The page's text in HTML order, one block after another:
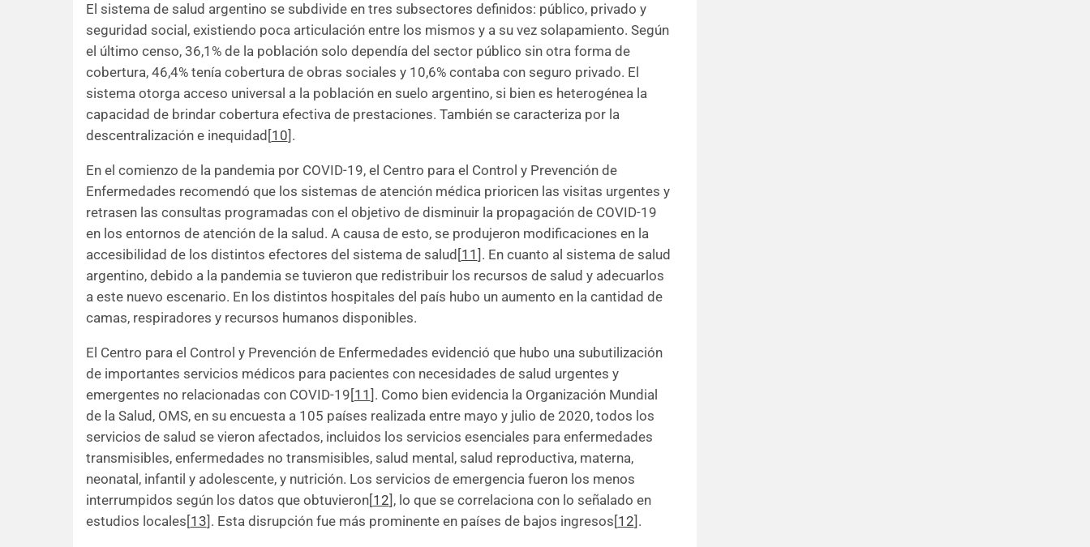
El sistema de salud argentino se subdivide en tres subsectores definidos: público, privado y
seguridad social, existiendo poca articulación entre los mismos y a su vez solapamiento. Según
el último censo, 36,1% de la población solo dependía del sector público sin otra forma de
cobertura, 46,4% tenía cobertura de obras sociales y 10,6% contaba con seguro privado. El
sistema otorga acceso universal a la población en suelo argentino, si bien es heterogénea la
capacidad de brindar cobertura efectiva de prestaciones. También se caracteriza por la
descentralización e inequidad[10].
En el comienzo de la pandemia por COVID-19, el Centro para el Control y Prevención de
Enfermedades recomendó que los sistemas de atención médica prioricen las visitas urgentes y
retrasen las consultas programadas con el objetivo de disminuir la propagación de COVID-19
en los entornos de atención de la salud. A causa de esto, se produjeron modificaciones en la
accesibilidad de los distintos efectores del sistema de salud[11 ]. En cuanto al sistema de salud
argentino, debido a la pandemia se tuvieron que redistribuir los recursos de salud y adecuarlos
a este nuevo escenario. En los distintos hospitales del país hubo un aumento en la cantidad de
camas, respiradores y recursos humanos disponibles.
El Centro para el Control y Prevención de Enfermedades evidenció que hubo una subutilización
de importantes servicios médicos para pacientes con necesidades de salud urgentes y
emergentes no relacionadas con COVID-19[11 ]. Como bien evidencia la Organización Mundial
de la Salud, OMS, en su encuesta a 105 países realizada entre mayo y julio de 2020, todos los
servicios de salud se vieron afectados, incluidos los servicios esenciales para enfermedades
transmisibles, enfermedades no transmisibles, salud mental, salud reproductiva, materna,
neonatal, infantil y adolescente, y nutrición. Los servicios de emergencia fueron los menos
interrumpidos según los datos que obtuvieron[12], lo que se correlaciona con lo señalado en
estudios locales[13]. Esta disrupción fue más prominente en países de bajos ingresos[12].